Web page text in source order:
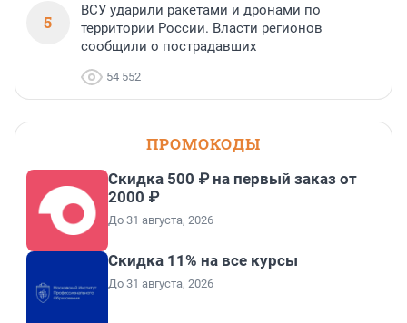
5
ВСУ ударили ракетами и дронами по
территории России. Власти регионов
сообщили о пострадавших
54 552
ПРОМОКОДЫ
Скидка 500 ₽ на первый заказ от
2000 ₽
До 31 августа, 2026
Скидка 11% на все курсы
До 31 августа, 2026